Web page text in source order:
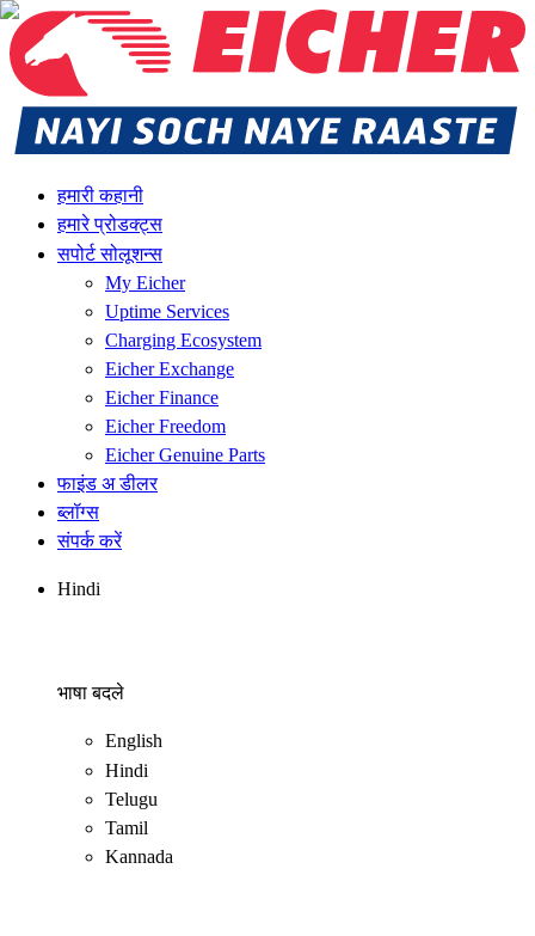
हमारी कहानी
हमारे प्रोडक्ट्स
सपोर्ट सोलूशन्स
My Eicher
Uptime Services
Charging Ecosystem
Eicher Exchange
Eicher Finance
Eicher Freedom
Eicher Genuine Parts
फाइंड अ डीलर
ब्लॉग्स
संपर्क करें
Hindi
भाषा बदले
English
Hindi
Telugu
Tamil
Kannada